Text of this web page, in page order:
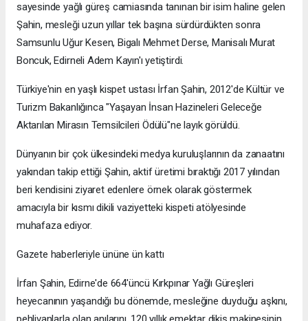
sayesinde yağlı güreş camiasında tanınan bir isim haline gelen
Şahin, mesleği uzun yıllar tek başına sürdürdükten sonra
Samsunlu Uğur Kesen, Bigalı Mehmet Derse, Manisalı Murat
Boncuk, Edirneli Adem Kayın'ı yetiştirdi.
Türkiye'nin en yaşlı kispet ustası İrfan Şahin, 2012'de Kültür ve
Turizm Bakanlığınca "Yaşayan İnsan Hazineleri Geleceğe
Aktarılan Mirasın Temsilcileri Ödülü"ne layık görüldü.
Dünyanın bir çok ülkesindeki medya kuruluşlarının da zanaatını
yakından takip ettiği Şahin, aktif üretimi bıraktığı 2017 yılından
beri kendisini ziyaret edenlere örnek olarak göstermek
amacıyla bir kısmı dikili vaziyetteki kispeti atölyesinde
muhafaza ediyor.
Gazete haberleriyle ününe ün kattı
İrfan Şahin, Edirne'de 664'üncü Kırkpınar Yağlı Güreşleri
heyecanının yaşandığı bu dönemde, mesleğine duyduğu aşkını,